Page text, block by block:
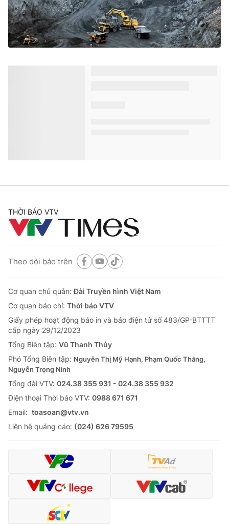
THỜI BÁO VTV
Theo dõi báo trên
Cơ quan chủ quản:Đài Truyền hình Việt Nam
Cơ quan báo chí: Thời báo VTV
Giấy phép hoạt động báo in và báo điện tử số 483/GP-BTTTT
cấp ngày 29/12/2023
Tổng Biên tập: Vũ Thanh Thủy
Phó Tổng Biên tập: Nguyễn Thị Mỹ Hạnh, Phạm Quốc Thắng,
Nguyễn Trọng Ninh
Tổng đài VTV: 024.38 355 931 - 024.38 355 932
Ðiện thoại Thời báo VTV: 0988 671 671
Email: toasoan@vtv.vn
Liên hệ quảng cáo: (024) 626 79595